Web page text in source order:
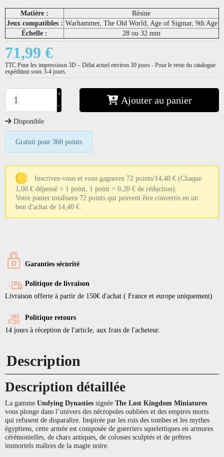
Matière :
Résine
Jeux compatibles : Warhammer, The Old World, Age of Sigmar, 9th Age
Échelle :
28 ou 32 mm
71,99 €
TTC Pour les impressiosn 3D – Délai actuel environ 30 jours - Pour le reste du catalogue
expédition sous 3-4 jours.
+
−
Ajouter au panier
Disponible
Gratuit pour 360 points
Inscrivez-vous et vous gagnerez 72 points/14,40 € (Chaque
1,00 € dépensé = 1 point, 1 point = 0,20 € de réduction).
Votre panier totalisera 72 points qui peuvent être convertis en un
bon d'achat de 14,40 €.
Garanties sécurité
Politique de livraison
Livraison offerte à partir de 150€ d'achat ( France et europe uniquement)
Politique retours
14 jours à réception de l'article, aux frais de l'acheteur.
Description
Description détaillée
La gamme Undying Dynasties signée The Lost Kingdom Miniatures
vous plonge dans l’univers des nécropoles oubliées et des empires morts
qui refusent de disparaître. Inspirée par les rois des tombes et les mythes
égyptiens, cette armée est composée de guerriers squelettiques en armures
cérémonielles, de chars antiques, de colosses sculptés et de prêtres
immortels maîtres de la magie noire.